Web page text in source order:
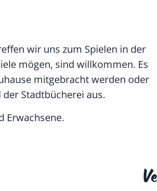
wir uns zum Spielen in der
mögen, sind willkommen. Es
mitgebracht werden oder
Stadtbücherei aus.
Erwachsene.